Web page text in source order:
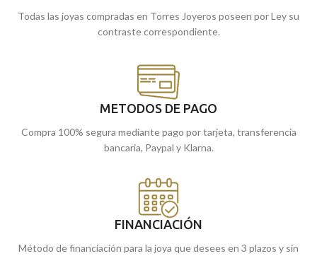
la llevamos a casa.
Todas las joyas compradas en Torres Joyeros poseen por Ley su
contraste correspondiente.
METODOS DE PAGO
Compra 100% segura mediante pago por tarjeta, transferencia
bancaria, Paypal y Klarna.
FINANCIACIÓN
Método de financiación para la joya que desees en 3 plazos y sin